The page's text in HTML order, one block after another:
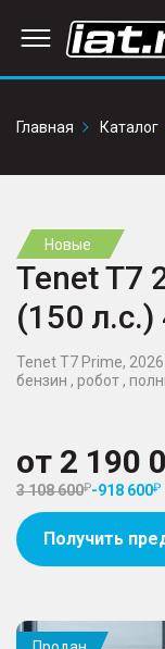
Главная
Каталог
Новые
Tenet T7
(150
Tenet T7 Prime,
бензин , робот ,
от 2 190
3 108 600 -918 600
Получить